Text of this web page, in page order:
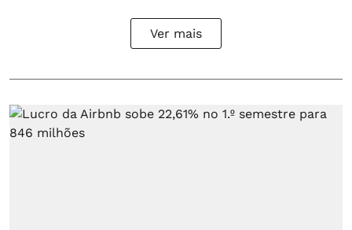
Ver mais